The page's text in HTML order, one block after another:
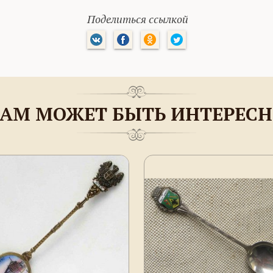
Поделиться ссылкой
МОЖЕТ БЫТЬ